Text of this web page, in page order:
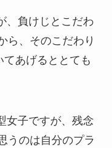
、負けじとこだわ
ら、そのこだわり
あげるととても
女子ですが、残念
うのは自分のプラ